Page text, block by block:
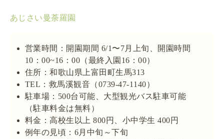
あじさい曼荼羅園
営業時間：開園期間 6/1〜7月上旬、開園時間
10：00~16：00（最終入園16：00）
住所：和歌山県上富田町生馬313
TEL：救馬溪観音（0739-47-1140）
駐車場：500台可能、大型観光バス駐車可能
（駐車料金は無料）
料金：高校生以上 800円、小中学生 400円
例年の見頃：6月中旬～下旬